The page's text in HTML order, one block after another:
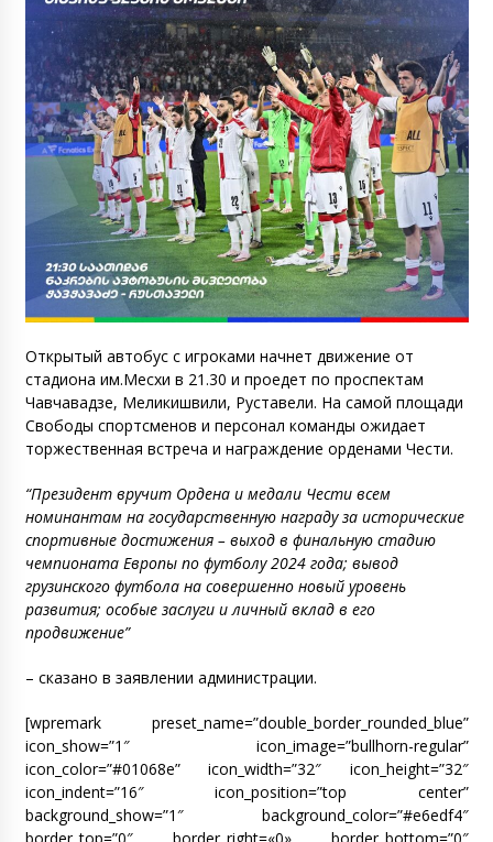
Открытый автобус с игроками начнет движение от
стадиона им.Месхи в 21.30 и проедет по проспектам
Чавчавадзе, Меликишвили, Руставели. На самой площади
Свободы спортсменов и персонал команды ожидает
торжественная встреча и награждение орденами Чести.
“Президент вручит Ордена и медали Чести всем
номинантам на государственную награду за исторические
спортивные достижения – выход в финальную стадию
чемпионата Европы по футболу 2024 года; вывод
грузинского футбола на совершенно новый уровень
развития; особые заслуги и личный вклад в его
продвижение”
– сказано в заявлении администрации.
[wpremark preset_name=”double_border_rounded_blue”
icon_show=”1″ icon_image=”bullhorn-regular”
icon_color=”#01068e” icon_width=”32″ icon_height=”32″
icon_indent=”16″ icon_position=”top center”
background_show=”1″ background_color=”#e6edf4″